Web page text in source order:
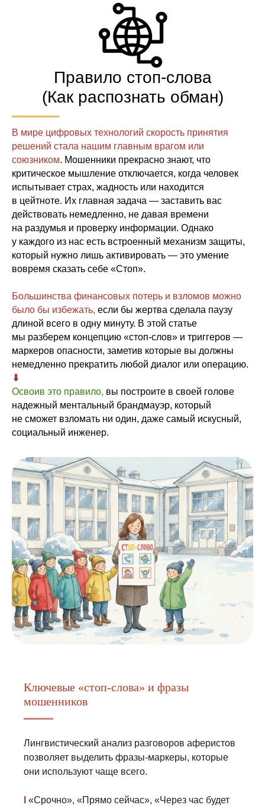
Правило стоп-слова
(Как распознать обман)
В мире цифровых технологий скорость принятия
решений стала нашим главным врагом или
союзником. Мошенники прекрасно знают, что
критическое мышление отключается, когда человек
испытывает страх, жадность или находится
в цейтноте. Их главная задача — заставить вас
действовать немедленно, не давая времени
на раздумья и проверку информации. Однако
у каждого из нас есть встроенный механизм защиты,
который нужно лишь активировать — это умение
вовремя сказать себе «Стоп».
Большинства финансовых потерь и взломов можно
было бы избежать, если бы жертва сделала паузу
длиной всего в одну минуту. В этой статье
мы разберем концепцию «стоп-слов» и триггеров —
маркеров опасности, заметив которые вы должны
немедленно прекратить любой диалог или операцию.
⬇︎
Освоив это правило, вы построите в своей голове
надежный ментальный брандмауэр, который
не сможет взломать ни один, даже самый искусный,
социальный инженер.
Ключевые «стоп-слова» и фразы
мошенников
Лингвистический анализ разговоров аферистов
позволяет выделить фразы-маркеры, которые
они используют чаще всего.
«Срочно», «Прямо сейчас», «Через час будет